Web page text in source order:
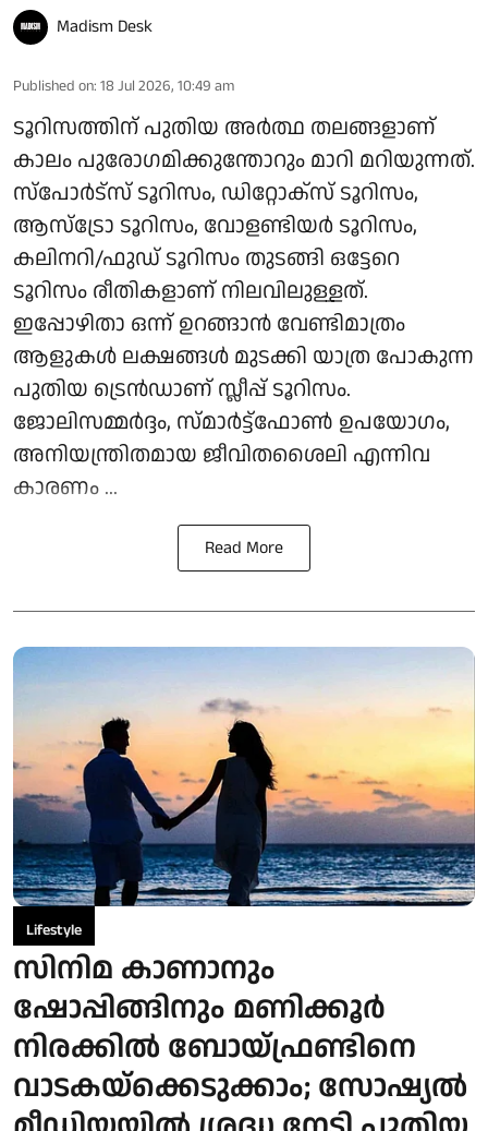
Madism Desk
Published on: 18 Jul 2026, 10:49 am
ടൂറിസത്തിന് പുതിയ അർത്ഥ തലങ്ങളാണ്
കാലം പുരോ​ഗമിക്കുന്തോറും മാറി മറിയുന്നത്.
സ്പോർട്സ് ടൂറിസം, ഡിറ്റോക്സ് ടൂറിസം,
ആസ്ട്രോ ടൂറിസം, വോളണ്ടിയർ ടൂറിസം,
കലിനറി/ഫുഡ് ടൂറിസം തുടങ്ങി ഒട്ടേറെ
ടൂറിസം രീതികളാണ് നിലവിലുള്ളത്.
ഇപ്പോഴിതാ ഒന്ന് ഉറങ്ങാൻ വേണ്ടിമാത്രം
ആളുകൾ ലക്ഷങ്ങൾ മുടക്കി യാത്ര പോകുന്ന
പുതിയ ട്രെൻഡാണ് സ്ലീപ്പ് ടൂറിസം.
ജോലിസമ്മർദ്ദം, സ്മാർട്ട്ഫോൺ ഉപയോഗം,
അനിയന്ത്രിതമായ ജീവിതശൈലി എന്നിവ
കാരണം ...
Read More
Lifestyle
സിനിമ കാണാനും
ഷോപ്പിങ്ങിനും മണിക്കൂര്‍
നിരക്കില്‍ ബോയ്ഫ്രണ്ടിനെ
വാടകയ്‌ക്കെടുക്കാം; സോഷ്യല്‍